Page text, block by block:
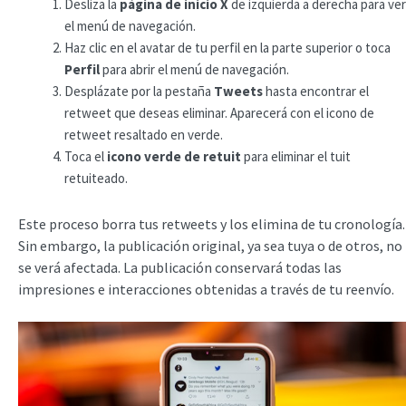
Desliza la página de inicio X de izquierda a derecha para ver
el menú de navegación.
Haz clic en el avatar de tu perfil en la parte superior o toca
Perfilpara abrir el menú de navegación.
Desplázate por la pestaña Tweetshasta encontrar el
retweet que deseas eliminar. Aparecerá con el icono de
retweet resaltado en verde.
Toca el icono verde de retuit para eliminar el tuit
retuiteado.
Este proceso borra tus retweets y los elimina de tu cronología.
Sin embargo, la publicación original, ya sea tuya o de otros, no
se verá afectada. La publicación conservará todas las
impresiones e interacciones obtenidas a través de tu reenvío.